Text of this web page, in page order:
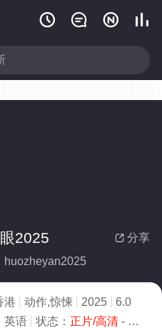
   
 分享
2025
huozheyan2025
港 动作,惊悚 2025
6.0
英语 状态： 正片/高清- 免费在线观看